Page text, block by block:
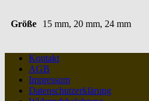
Größe 15 mm, 20 mm, 24 mm
Kontakt
AGB
Impressum
Datenschutzerklärung